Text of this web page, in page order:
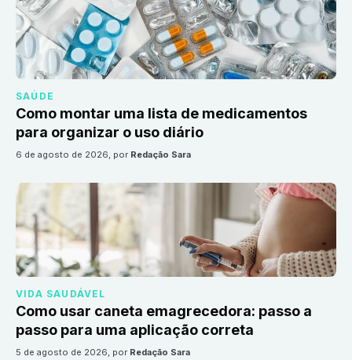
SAÚDE
Como montar uma lista de medicamentos
para organizar o uso diário
6 de agosto de 2026, por Redação Sara
VIDA SAUDÁVEL
Como usar caneta emagrecedora: passo a
passo para uma aplicação correta
5 de agosto de 2026, por Redação Sara